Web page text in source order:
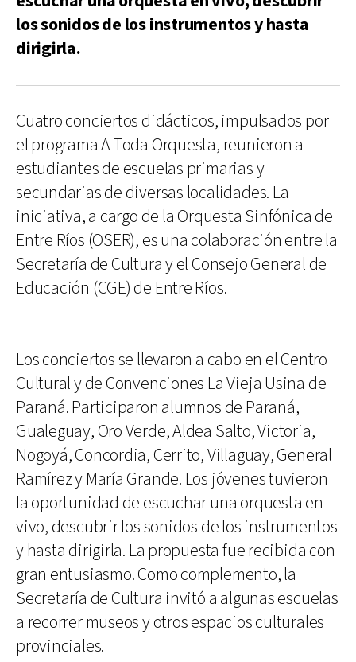
los sonidos de los instrumentos y hasta
dirigirla.
Cuatro conciertos didácticos, impulsados por
el programa A Toda Orquesta, reunieron a
estudiantes de escuelas primarias y
secundarias de diversas localidades. La
iniciativa, a cargo de la Orquesta Sinfónica de
Entre Ríos (OSER), es una colaboración entre la
Secretaría de Cultura y el Consejo General de
Educación (CGE) de Entre Ríos.
Los conciertos se llevaron a cabo en el Centro
Cultural y de Convenciones La Vieja Usina de
Paraná. Participaron alumnos de Paraná,
Gualeguay, Oro Verde, Aldea Salto, Victoria,
Nogoyá, Concordia, Cerrito, Villaguay, General
Ramírez y María Grande. Los jóvenes tuvieron
la oportunidad de escuchar una orquesta en
vivo, descubrir los sonidos de los instrumentos
y hasta dirigirla. La propuesta fue recibida con
gran entusiasmo. Como complemento, la
Secretaría de Cultura invitó a algunas escuelas
a recorrer museos y otros espacios culturales
provinciales.